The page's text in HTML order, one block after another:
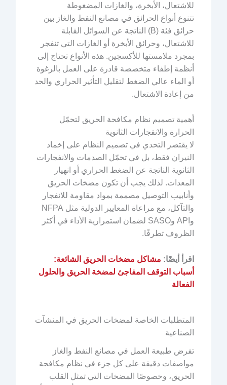
للاشتعال، الأبخرة، والغازات المضغوطة
تتنوع أنواع الحرائق في مصانع النفط والغاز بين
حرائق فئة (B) الناتجة عن السوائل القابلة
للاشتعال، وحرائق الأبخرة أو الغازات التي تنفجر
بمجرد ملامستها للأكسجين. هذه الأنواع تحتاج إلى
أنظمة إطفاء متخصصة قادرة على العمل بالرغوة
أو الماء عالي الضغط لتقليل التأثير الحراري والحد
من إعادة الاشتعال.
أهمية تصميم نظام مكافحة الحريق لتحمّل
الحرارة والانفجارات الثانوية
لا يقتصر التحدي في تصميم النظام على إخماد
النيران فقط، بل في تحمّل الصدمات والانفجارات
الثانوية الناتجة عن الضغط الحراري أو انهيار
المعدات. لذلك يجب أن تكون مضخات الحريق
وأنابيب التوصيل مصممة بمواد مقاومة للانفجار
والتآكل، مع مراعاة المعايير الدولية مثل NFPA
وAPI وSASO لضمان استمرارية الأداء في أكثر
الظروف تطرفًا.
اقرأ أيضًا: مشاكل مضخات الحريق الشائعة:
أسباب التوقف المفاجئ لمضخة الحريق والحلول
الفعالة
المتطلبات الخاصة لمضخات الحريق في المنشآت
الصناعية
تفرض طبيعة العمل في مصانع النفط والغاز
مواصفات دقيقة على كل جزء في نظام مكافحة
الحريق، وخصوصًا المضخات التي تمثل القلب